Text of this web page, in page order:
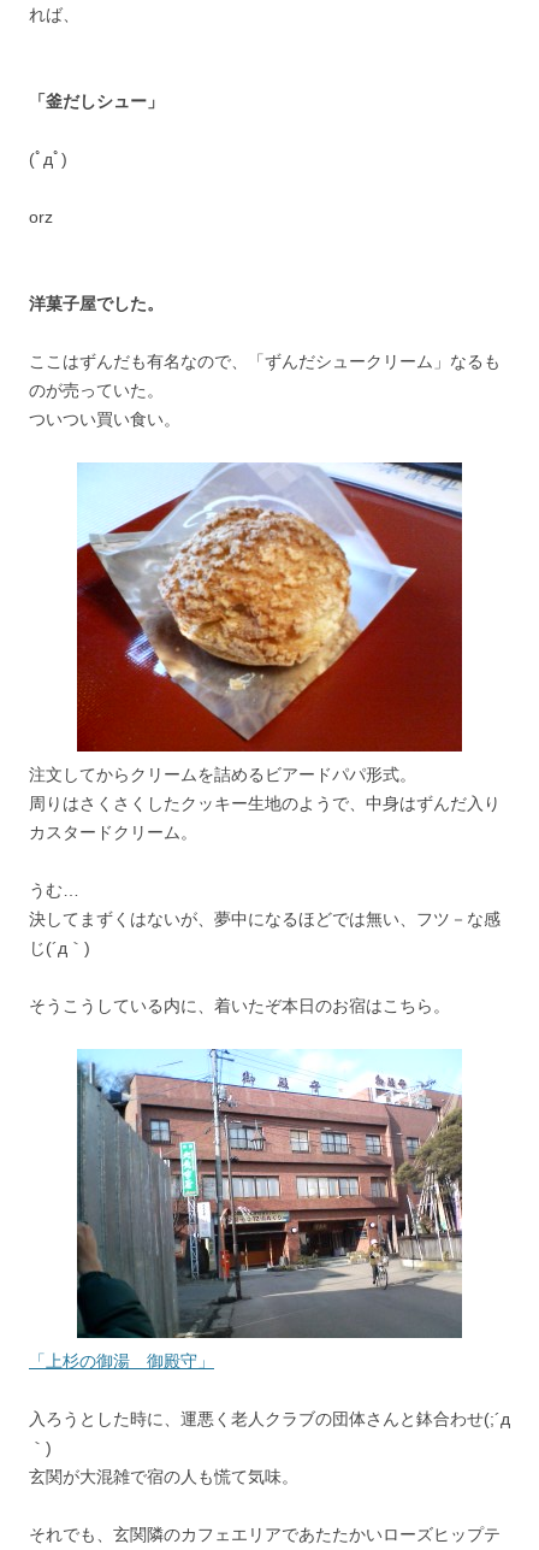
れば、
「釜だしシュー」
(ﾟдﾟ)
orz
洋菓子屋でした。
ここはずんだも有名なので、「ずんだシュークリーム」なるも
のが売っていた。
ついつい買い食い。
注文してからクリームを詰めるビアードパパ形式。
周りはさくさくしたクッキー生地のようで、中身はずんだ入り
カスタードクリーム。
うむ…
決してまずくはないが、夢中になるほどでは無い、フツ－な感
じ(´д｀)
そうこうしている内に、着いたぞ本日のお宿はこちら。
「上杉の御湯 御殿守」
入ろうとした時に、運悪く老人クラブの団体さんと鉢合わせ(;´д
｀)
玄関が大混雑で宿の人も慌て気味。
それでも、玄関隣のカフェエリアであたたかいローズヒップテ